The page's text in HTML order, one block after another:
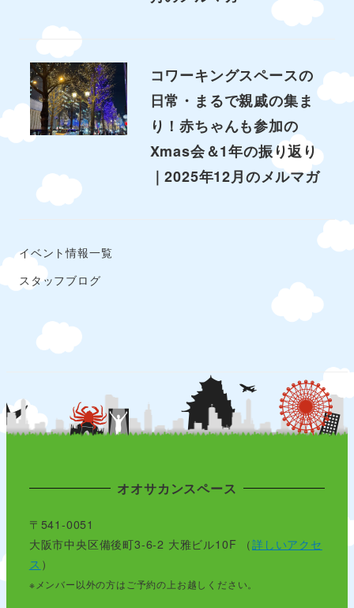
コワーキングスペースの
日常・まるで親戚の集ま
り！赤ちゃんも参加の
Xmas会＆1年の振り返り
｜2025年12月のメルマガ
イベント情報一覧
スタッフブログ
オオサカンスペース
〒541-0051
大阪市中央区備後町3-6-2 大雅ビル10F （詳しいアクセ
ス ）
※メンバー以外の方はご予約の上お越しください。